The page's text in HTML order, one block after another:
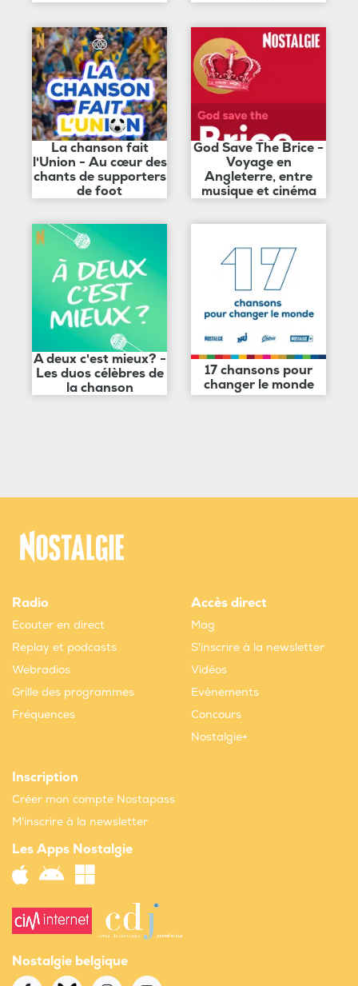
La chanson fait
l'Union - Au cœur des
chants de supporters
de foot
God Save The Brice -
Voyage en
Angleterre, entre
musique et cinéma
A deux c'est mieux? -
Les duos célèbres de
la chanson
17 chansons pour
changer le monde
Radio
Ecouter en direct
Replay et podcasts
Webradios
Grille des programmes
Fréquences
Accès direct
Mag
S'inscrire à la newsletter
Vidéos
Evènements
Concours
Nostalgie+
Inscription
Créer mon compte Nostapass
M'inscrire à la newsletter
Les Apps Nostalgie
Nostalgie belgique